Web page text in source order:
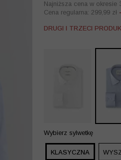
Najniższa cena w okresie
Cena regularna: 299,99 zł
DRUGI I TRZECI
Wybierz sylwetkę
KLASYCZNA